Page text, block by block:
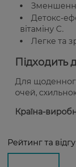
Детокс-
вітаміну C.
Легке та
Підходить
Для
очей,
Країна-
Рейтинг та